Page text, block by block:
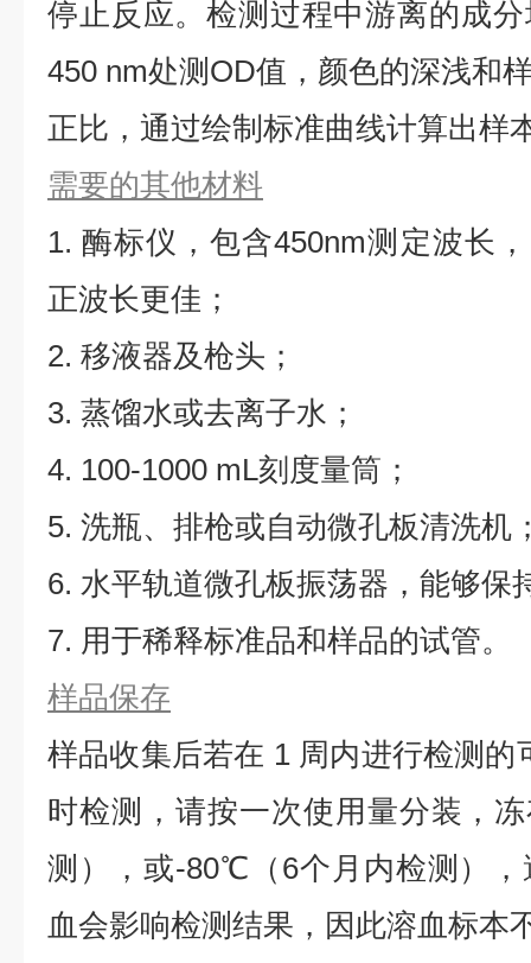
停止反应。检测过程中游离的成
450 nm处测OD值，颜色的深浅和
正比，通过绘制标准曲线计算出样
需要的其他材料
1. 酶标仪，包含450nm测定波长
正波长更佳；
2. 移液器及枪头；
3. 蒸馏水或去离子水；
4. 100-1000 mL刻度量筒；
5. 洗瓶、排枪或自动微孔板清洗机
6. 水平轨道微孔板振荡器，能够保
7. 用于稀释标准品和样品的试管。
样品保存
样品收集后若在 1 周内进行检测
时检测，请按一次使用量分装，
测），或-80℃（6个月内检测）
血会影响检测结果，因此溶血标本